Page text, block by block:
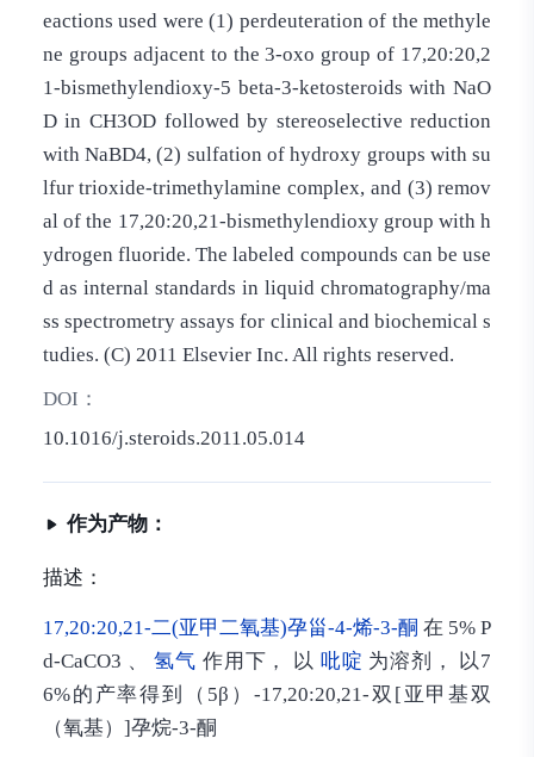
eactions used were (1) perdeuteration of the methyle
ne groups adjacent to the 3-oxo group of 17,20:20,2
1-bismethylendioxy-5 beta-3-ketosteroids with NaO
D in CH3OD followed by stereoselective reduction
with NaBD4, (2) sulfation of hydroxy groups with su
lfur trioxide-trimethylamine complex, and (3) remov
al of the 17,20:20,21-bismethylendioxy group with h
ydrogen fluoride. The labeled compounds can be use
d as internal standards in liquid chromatography/ma
ss spectrometry assays for clinical and biochemical s
tudies. (C) 2011 Elsevier Inc. All rights reserved.
DOI：
10.1016/j.steroids.2011.05.014
作为产物：
描述：
17,20:20,21-二(亚甲二氧基)孕甾-4-烯-3-酮 在 5% P
d-CaCO3 、氢气 作用下， 以 吡啶 为溶剂， 以7
6%的产率得到（5β）-17,20:20,21-双[亚甲基双
（氧基）]孕烷-3-酮